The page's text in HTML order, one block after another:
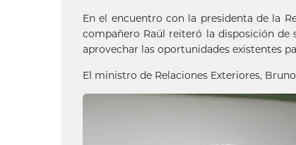
En el encuentro con la presidenta de la
compañero Raúl reiteró la disposición
aprovechar las oportunidades existentes
El ministro de Relaciones Exteriores,